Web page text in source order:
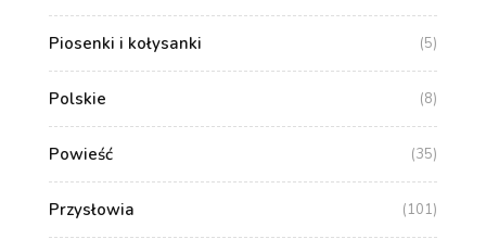
Piosenki i kołysanki (5)
Polskie (8)
Powieść (35)
Przysłowia (101)